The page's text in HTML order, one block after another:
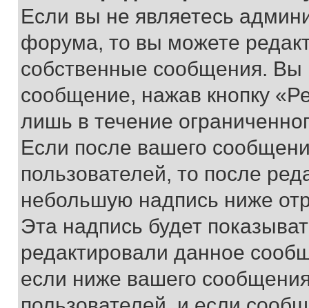
Если вы не являетесь
форума, то вы можете
собственные сообщения. Вы
сообщение, нажав кнопку
лишь в течение
Если после вашего
пользователей, то после
небольшую надпись ниже
Эта надпись будет
редактировали данное
если ниже вашего